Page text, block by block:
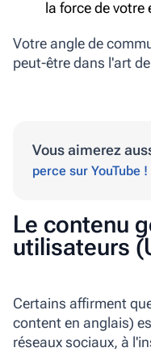
la force de votre
Votre angle de
peut-être dans l'art
Vous aimerez
perce sur YouTube !
Le contenu
utilisateurs
Certains affirment
content en anglais)
réseaux sociaux, à